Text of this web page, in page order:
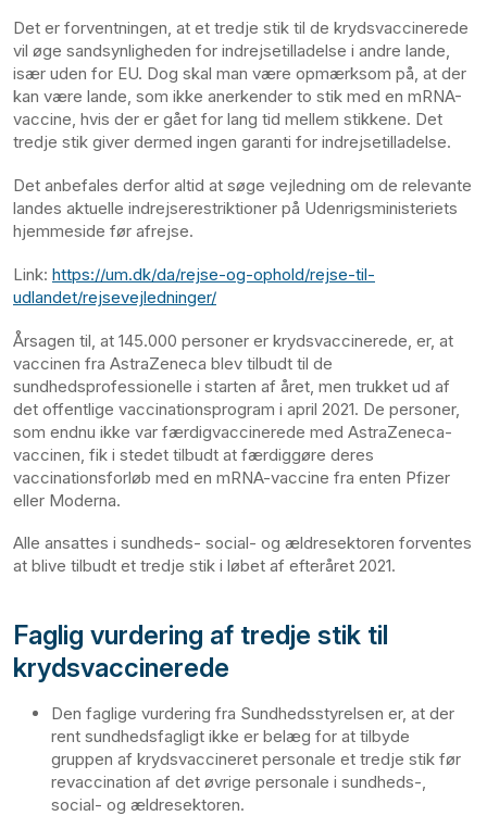
Det er forventningen, at et tredje stik til de krydsvaccinerede
vil øge sandsynligheden for indrejsetilladelse i andre lande,
især uden for EU. Dog skal man være opmærksom på, at der
kan være lande, som ikke anerkender to stik med en mRNA-
vaccine, hvis der er gået for lang tid mellem stikkene. Det
tredje stik giver dermed ingen garanti for indrejsetilladelse.
Det anbefales derfor altid at søge vejledning om de relevante
landes aktuelle indrejserestriktioner på Udenrigsministeriets
hjemmeside før afrejse.
Link: https://um.dk/da/rejse-og-ophold/rejse-til-
udlandet/rejsevejledninger/
Årsagen til, at 145.000 personer er krydsvaccinerede, er, at
vaccinen fra AstraZeneca blev tilbudt til de
sundhedsprofessionelle i starten af året, men trukket ud af
det offentlige vaccinationsprogram i april 2021. De personer,
som endnu ikke var færdigvaccinerede med AstraZeneca-
vaccinen, fik i stedet tilbudt at færdiggøre deres
vaccinationsforløb med en mRNA-vaccine fra enten Pfizer
eller Moderna.
Alle ansattes i sundheds- social- og ældresektoren forventes
at blive tilbudt et tredje stik i løbet af efteråret 2021.
Faglig vurdering af tredje stik til
krydsvaccinerede
Den faglige vurdering fra Sundhedsstyrelsen er, at der
rent sundhedsfagligt ikke er belæg for at tilbyde
gruppen af krydsvaccineret personale et tredje stik før
revaccination af det øvrige personale i sundheds-,
social- og ældresektoren.